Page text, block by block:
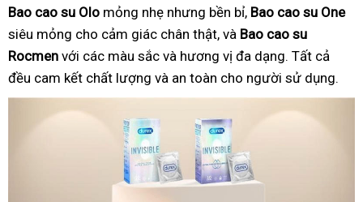
Bao cao su Olo mỏng nhẹ nhưng bền bỉ, Bao cao su One
siêu mỏng cho cảm giác chân thật, và Bao cao su
Rocmen với các màu sắc và hương vị đa dạng. Tất cả
đều cam kết chất lượng và an toàn cho người sử dụng.